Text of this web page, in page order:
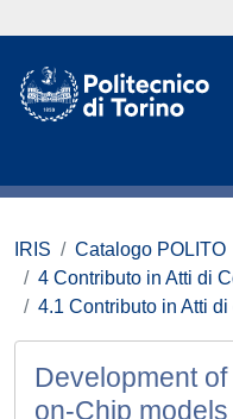
IRIS
Catalogo POLITO
4 Contributo in Atti di
4.1 Contributo in Atti
Development
on-Chip